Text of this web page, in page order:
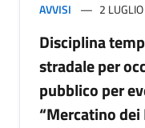
AVVISI 2
Disciplina
stradale per
pubblico per
“Mercatino dei